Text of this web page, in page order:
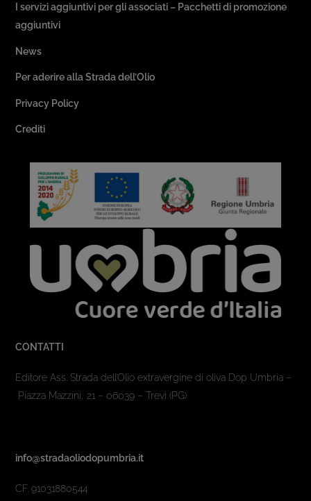
I servizi aggiuntivi per gli associati – Pacchetti di promozione
aggiuntivi
News
Per aderire alla Strada dell’Olio
Privacy Policy
Crediti
CONTATTI
Editore Ass. Strada dell’Olio extravergine di oliva Dop Umbria –
Piazza Mazzini, 21 – 06039 – Trevi (PG)
info@stradaoliodopumbria.it
CF. 91031880544